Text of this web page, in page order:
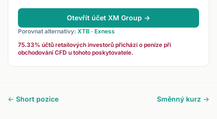
Otevřít účet XM Group →
Porovnat alternativy: XTB · Exness
75.33% účtů retailových investorů přichází o peníze při
obchodování CFD u tohoto poskytovatele.
← Short pozice Směnný kurz →